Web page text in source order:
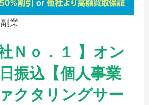
業
Ｎｏ．１ 】オン
振込【個人事業
クタリングサー